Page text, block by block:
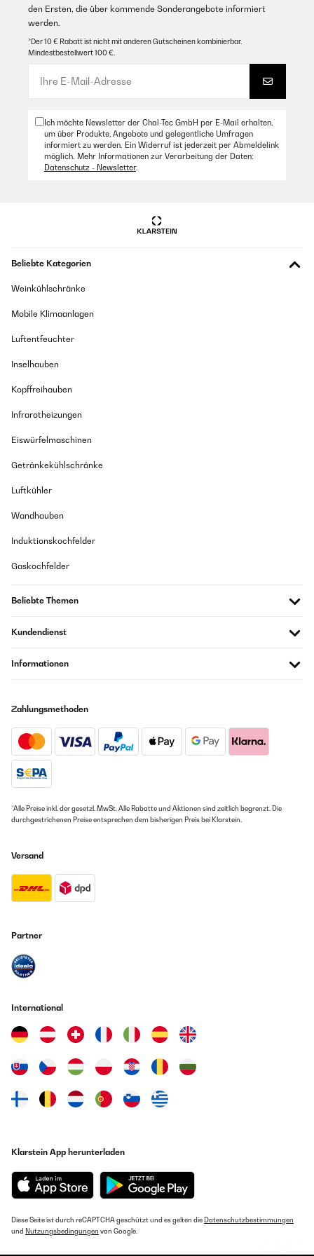
si comandano a distanza con un telecomando con il quale si può
scegliere tra vari colori delle luci che danno la giusta luminosità
serve collegamento elettrico perchè si ricarica con un piccolo
pannello solare.la struttura è in alluminio per una lunga durata
Übersetzen
04/09/2023
résistant à l'eau (avec les orages qu'on a eu il n'a pas bougé). La
couleur est sublime, je pensais que ça allait être un peu trop
lumière est suffisante lorsque le soleil se couche, ambiance
assurée sur la terrasse !!!Attention de bien l'amarrer au sol.Je le
recommande
eigenständig überprüft
Übersetzen
den Ersten, die über kommende Sonderangebote informiert
werden.
*Der 10 € Rabatt ist nicht mit anderen Gutscheinen kombinierbar.
Mindestbestellwert 100 €.
Ich möchte Newsletter der Chal-Tec GmbH per E-Mail erhalten,
um über Produkte, Angebote und gelegentliche Umfragen
informiert zu werden. Ein Widerruf ist jederzeit per Abmeldelink
möglich. Mehr Informationen zur Verarbeitung der Daten:
Datenschutz - Newsletter.
Beliebte Kategorien
Weinkühlschränke
Mobile Klimaanlagen
Luftentfeuchter
Inselhauben
Kopffreihauben
Infrarotheizungen
Eiswürfelmaschinen
Getränkekühlschränke
Luftkühler
Wandhauben
Induktionskochfelder
Gaskochfelder
Beliebte Themen
Kundendienst
Informationen
Zahlungsmethoden
*Alle Preise inkl. der gesetzl. MwSt. Alle Rabatte und Aktionen sind zeitlich begrenzt. Die
durchgestrichenen Preise entsprechen dem bisherigen Preis bei Klarstein.
Versand
Partner
International
Klarstein App herunterladen
Diese Seite ist durch reCAPTCHA geschützt und es gelten die Datenschutzbestimmungen
und Nutzungsbedingungen von Google.